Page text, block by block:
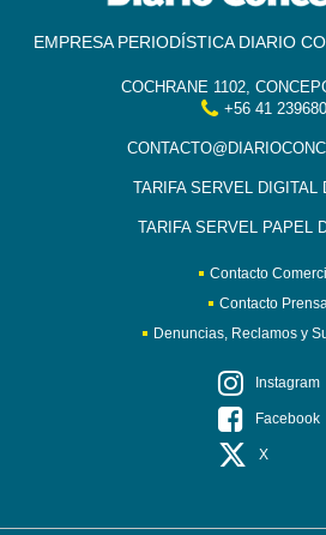
EMPRESA PERIODÍSTICA DIARIO
COCHRANE 1102,
+56 41
TARIFA SERVEL DIGITAL
TARIFA SERVEL PAPEL
Contacto
Contacto
Denuncias, Reclamos y
Instagram
Facebook
X